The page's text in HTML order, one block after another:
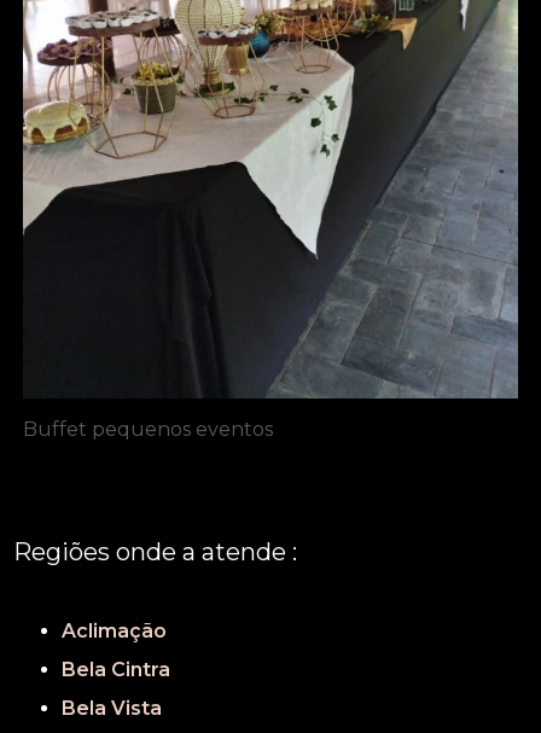
Buffet pequenos eventos
Regiões onde a atende :
Aclimação
Bela Cintra
Bela Vista